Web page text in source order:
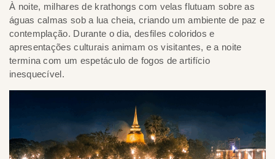
À noite, milhares de krathongs com velas flutuam sobre as
águas calmas sob a lua cheia, criando um ambiente de paz e
contemplação. Durante o dia, desfiles coloridos e
apresentações culturais animam os visitantes, e a noite
termina com um espetáculo de fogos de artifício
inesquecível.